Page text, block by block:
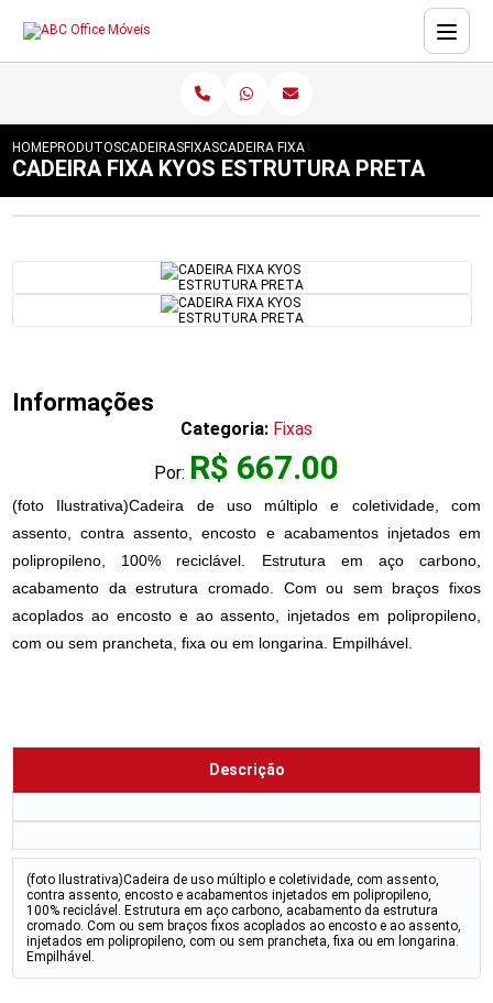
HOMEPRODUTOSCADEIRASFIXASCADEIRA FIXA KYOS ESTRUTURA PRETA
CADEIRA FIXA KYOS ESTRUTURA PRETA
Informações
Categoria: Fixas
Por: R$ 667.00
(foto Ilustrativa)Cadeira de uso múltiplo e coletividade, com
assento, contra assento, encosto e acabamentos injetados em
polipropileno, 100% reciclável. Estrutura em aço carbono,
acabamento da estrutura cromado. Com ou sem braços fixos
acoplados ao encosto e ao assento, injetados em polipropileno,
com ou sem prancheta, fixa ou em longarina. Empilhável.
Descrição
(foto Ilustrativa)Cadeira de uso múltiplo e coletividade, com assento,
contra assento, encosto e acabamentos injetados em polipropileno,
100% reciclável. Estrutura em aço carbono, acabamento da estrutura
cromado. Com ou sem braços fixos acoplados ao encosto e ao assento,
injetados em polipropileno, com ou sem prancheta, fixa ou em longarina.
Empilhável.